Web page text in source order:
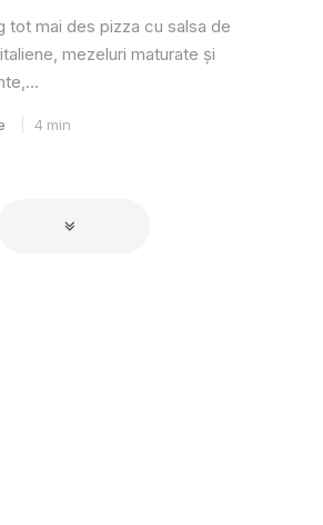
tot mai des pizza cu salsa de
mezeluri maturate și
4 min